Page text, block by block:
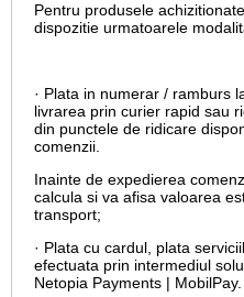
Pentru produsele
dispozitie urmatoarele
· Plata in numerar / ramburs
livrarea prin curier rapid sau
din punctele de ridicare
comenzii.
Inainte de expedierea
calcula si va afisa valoarea
transport;
· Plata cu cardul, plata
efectuata prin intermediul
Netopia Payments | MobilPay.